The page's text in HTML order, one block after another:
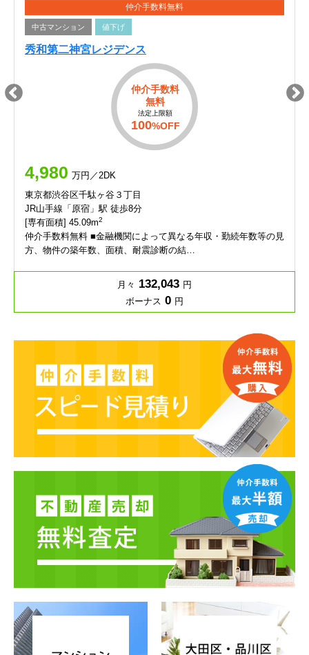
仲介手数料無料
中古マンション 値下げ
秀和第二神宮レジデンス
仲介手数料
無料
法定上限額
100%OFF
4,980 万円／2DK
東京都渋谷区千駄ヶ谷３丁目
JR山手線「原宿」駅 徒歩8分
[専有面積] 45.09m2
仲介手数料無料 ■金融機関によって異なる年収・勤続年数等の見
方、物件の築年数、面積、耐震診断の結…
月々 132,043 円
ボーナス 0 円